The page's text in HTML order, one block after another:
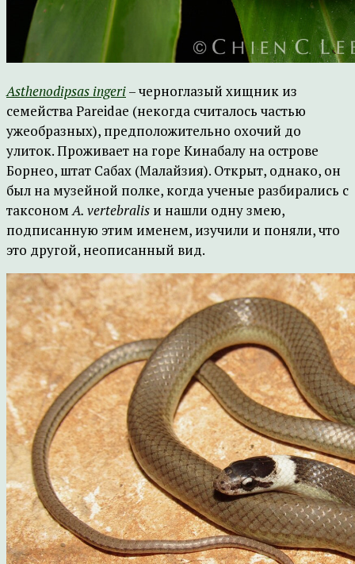
Asthenodipsas ingeri– черноглазый хищник из
семейства Pareidae (некогда считалось частью
ужеобразных), предположительно охочий до
улиток. Проживает на горе Кинабалу на острове
Борнео, штат Сабах (Малайзия). Открыт, однако, он
был на музейной полке, когда ученые разбирались с
таксономA. vertebralis и нашли одну змею,
подписанную этим именем, изучили и поняли, что
это другой, неописанный вид.